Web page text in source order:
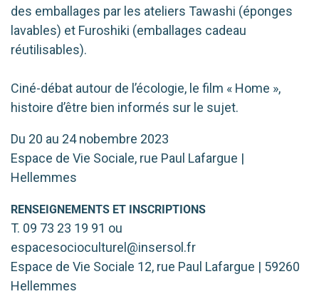
des embal­lages par les ate­liers Tawashi (éponges
lavables) et Furoshiki (embal­lages cadeau
réuti­li­sables).
Ciné-débat autour de l’écologie, le film « Home »,
his­toire d’être bien infor­més sur le sujet.
Du 20 au 24 nobembre 2023
Espace de Vie Sociale, rue Paul Lafargue |
Hellemmes
RENSEIGNEMENTS ET INSCRIPTIONS
T. 09 73 23 19 91 ou
espacesocioculturel@insersol.fr
Espace de Vie Sociale 12, rue Paul Lafargue | 59260
Hellemmes